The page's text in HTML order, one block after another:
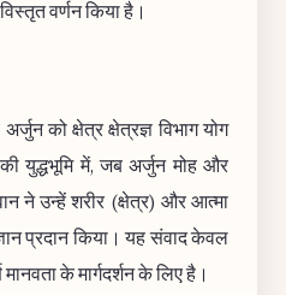
वर्णन किया है।
को क्षेत्र क्षेत्रज्ञ विभाग योग
युद्धभूमि में, जब अर्जुन मोह और
ने उन्हें शरीर (क्षेत्र) और आत्मा
प्रदान किया। यह संवाद केवल
के मार्गदर्शन के लिए है।